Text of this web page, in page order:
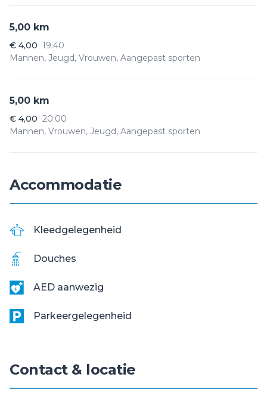
5,00 km
19:40
Mannen, Jeugd, Vrouwen, Aangepast sporten
€ 4,00
5,00 km
20:00
Mannen, Vrouwen, Jeugd, Aangepast sporten
€ 4,00
Accommodatie
Kleedgelegenheid
Douches
AED aanwezig
Parkeergelegenheid
Contact & locatie